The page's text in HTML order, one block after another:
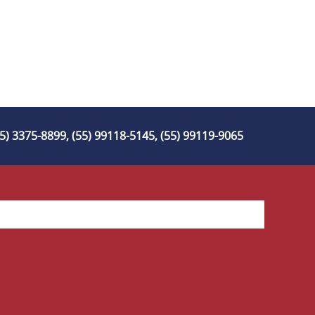
3375-8899, (55) 99118-5145, (55) 99119-9065